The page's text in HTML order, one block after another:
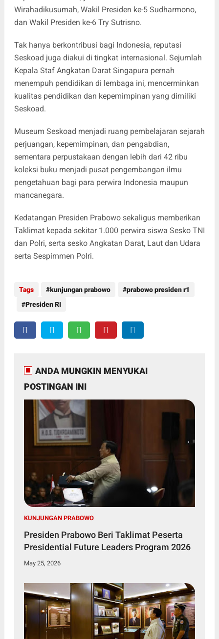
Wirahadikusumah, Wakil Presiden ke-5 Sudharmono,
dan Wakil Presiden ke-6 Try Sutrisno.
Tak hanya berkontribusi bagi Indonesia, reputasi
Seskoad juga diakui di tingkat internasional. Sejumlah
Kepala Staf Angkatan Darat Singapura pernah
menempuh pendidikan di lembaga ini, mencerminkan
kualitas pendidikan dan kepemimpinan yang dimiliki
Seskoad.
Museum Seskoad menjadi ruang pembelajaran sejarah
perjuangan, kepemimpinan, dan pengabdian,
sementara perpustakaan dengan lebih dari 42 ribu
koleksi buku menjadi pusat pengembangan ilmu
pengetahuan bagi para perwira Indonesia maupun
mancanegara.
Kedatangan Presiden Prabowo sekaligus memberikan
Taklimat kepada sekitar 1.000 perwira siswa Sesko TNI
dan Polri, serta sesko Angkatan Darat, Laut dan Udara
serta Sespimmen Polri.
Tags kunjungan prabowo
prabowo presiden r1
Presiden RI
ANDA MUNGKIN MENYUKAI
POSTINGAN INI
KUNJUNGAN PRABOWO
Presiden Prabowo Beri Taklimat Peserta
Presidential Future Leaders Program 2026
May 25, 2026